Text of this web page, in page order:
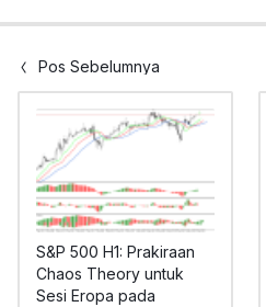
Pos Sebelumnya
S&P 500 H1: Prakiraan
Chaos Theory untuk
Sesi Eropa pada